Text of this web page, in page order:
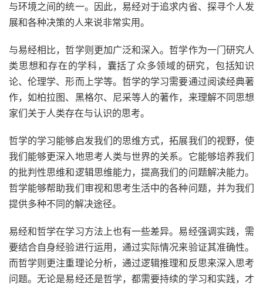
与环境之间的统一。因此，易经对于追求内省、探寻个人发
展和各种决策的人来说非常实用。
与易经相比，哲学则更加广泛和深入。哲学作为一门研究人
类思想和存在的学科，囊括了众多领域的研究，包括知识
论、伦理学、形而上学等。哲学的学习需要通过阅读经典著
作，如柏拉图、黑格尔、尼采等人的著作，来理解不同思想
家们关于人类存在与认识的思考。
哲学的学习能够启发我们的思维方式，拓展我们的视野，使
我们能够更深入地思考人类与世界的关系。它能够培养我们
的批判性思维和逻辑思维能力，提高我们的问题解决能力。
哲学能够帮助我们审视和思考生活中的各种问题，并为我们
提供多种不同的解决途径。
易经和哲学在学习方法上也有一些差异。易经强调实践，需
要结合自身经验进行运用，通过实际情况来验证其准确性。
而哲学则更注重理论分析，通过逻辑推理和反思来深入思考
问题。无论是易经还是哲学，都需要持续的学习和实践，才